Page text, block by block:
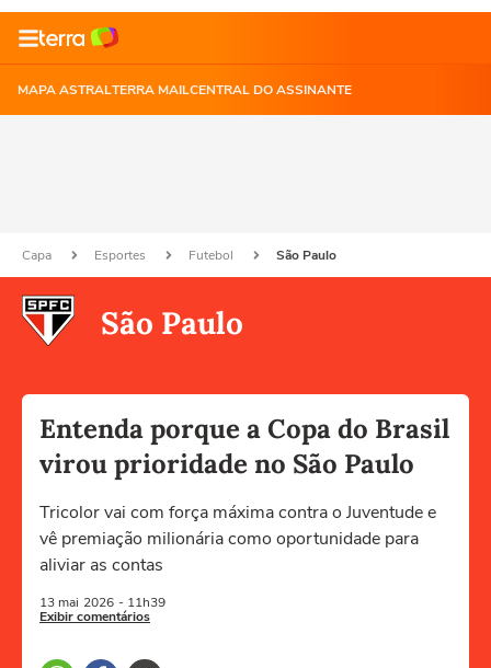
MAPA ASTRALTERRA MAILCENTRAL DO ASSINANTE
Capa Esportes Futebol São Paulo
São Paulo
Entenda porque a Copa do Brasil
virou prioridade no São Paulo
Tricolor vai com força máxima contra o Juventude e
vê premiação milionária como oportunidade para
aliviar as contas
13 mai 2026 - 11h39
Exibir comentários